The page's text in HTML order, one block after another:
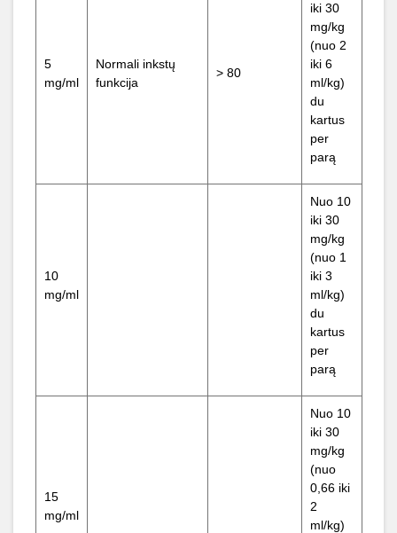
5
mg/ml
Normali inkstų
funkcija
> 80
iki 30
mg/kg
(nuo 2
iki 6
ml/kg)
du
kartus
per
parą
10
mg/ml
Nuo 10
iki 30
mg/kg
(nuo 1
iki 3
ml/kg)
du
kartus
per
parą
15
mg/ml
Nuo 10
iki 30
mg/kg
(nuo
0,66 iki
2
ml/kg)